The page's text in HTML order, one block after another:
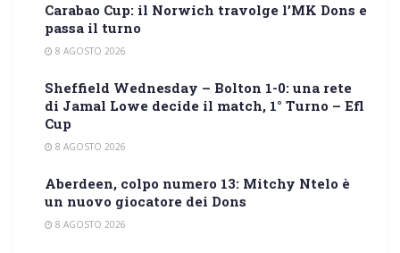
Carabao Cup: il Norwich travolge l’MK Dons e
passa il turno
8 AGOSTO 2026
Sheffield Wednesday – Bolton 1-0: una rete
di Jamal Lowe decide il match, 1° Turno – Efl
Cup
8 AGOSTO 2026
Aberdeen, colpo numero 13: Mitchy Ntelo è
un nuovo giocatore dei Dons
8 AGOSTO 2026